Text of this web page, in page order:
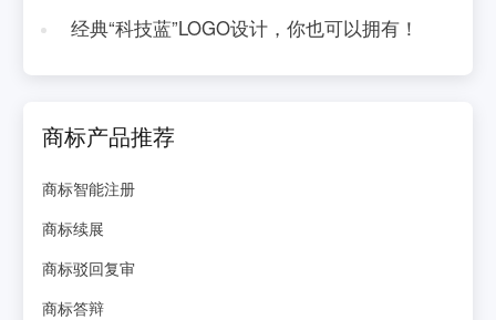
经典“科技蓝”LOGO设计，你也可以拥有！
商标产品推荐
商标智能注册
商标续展
商标驳回复审
商标答辩